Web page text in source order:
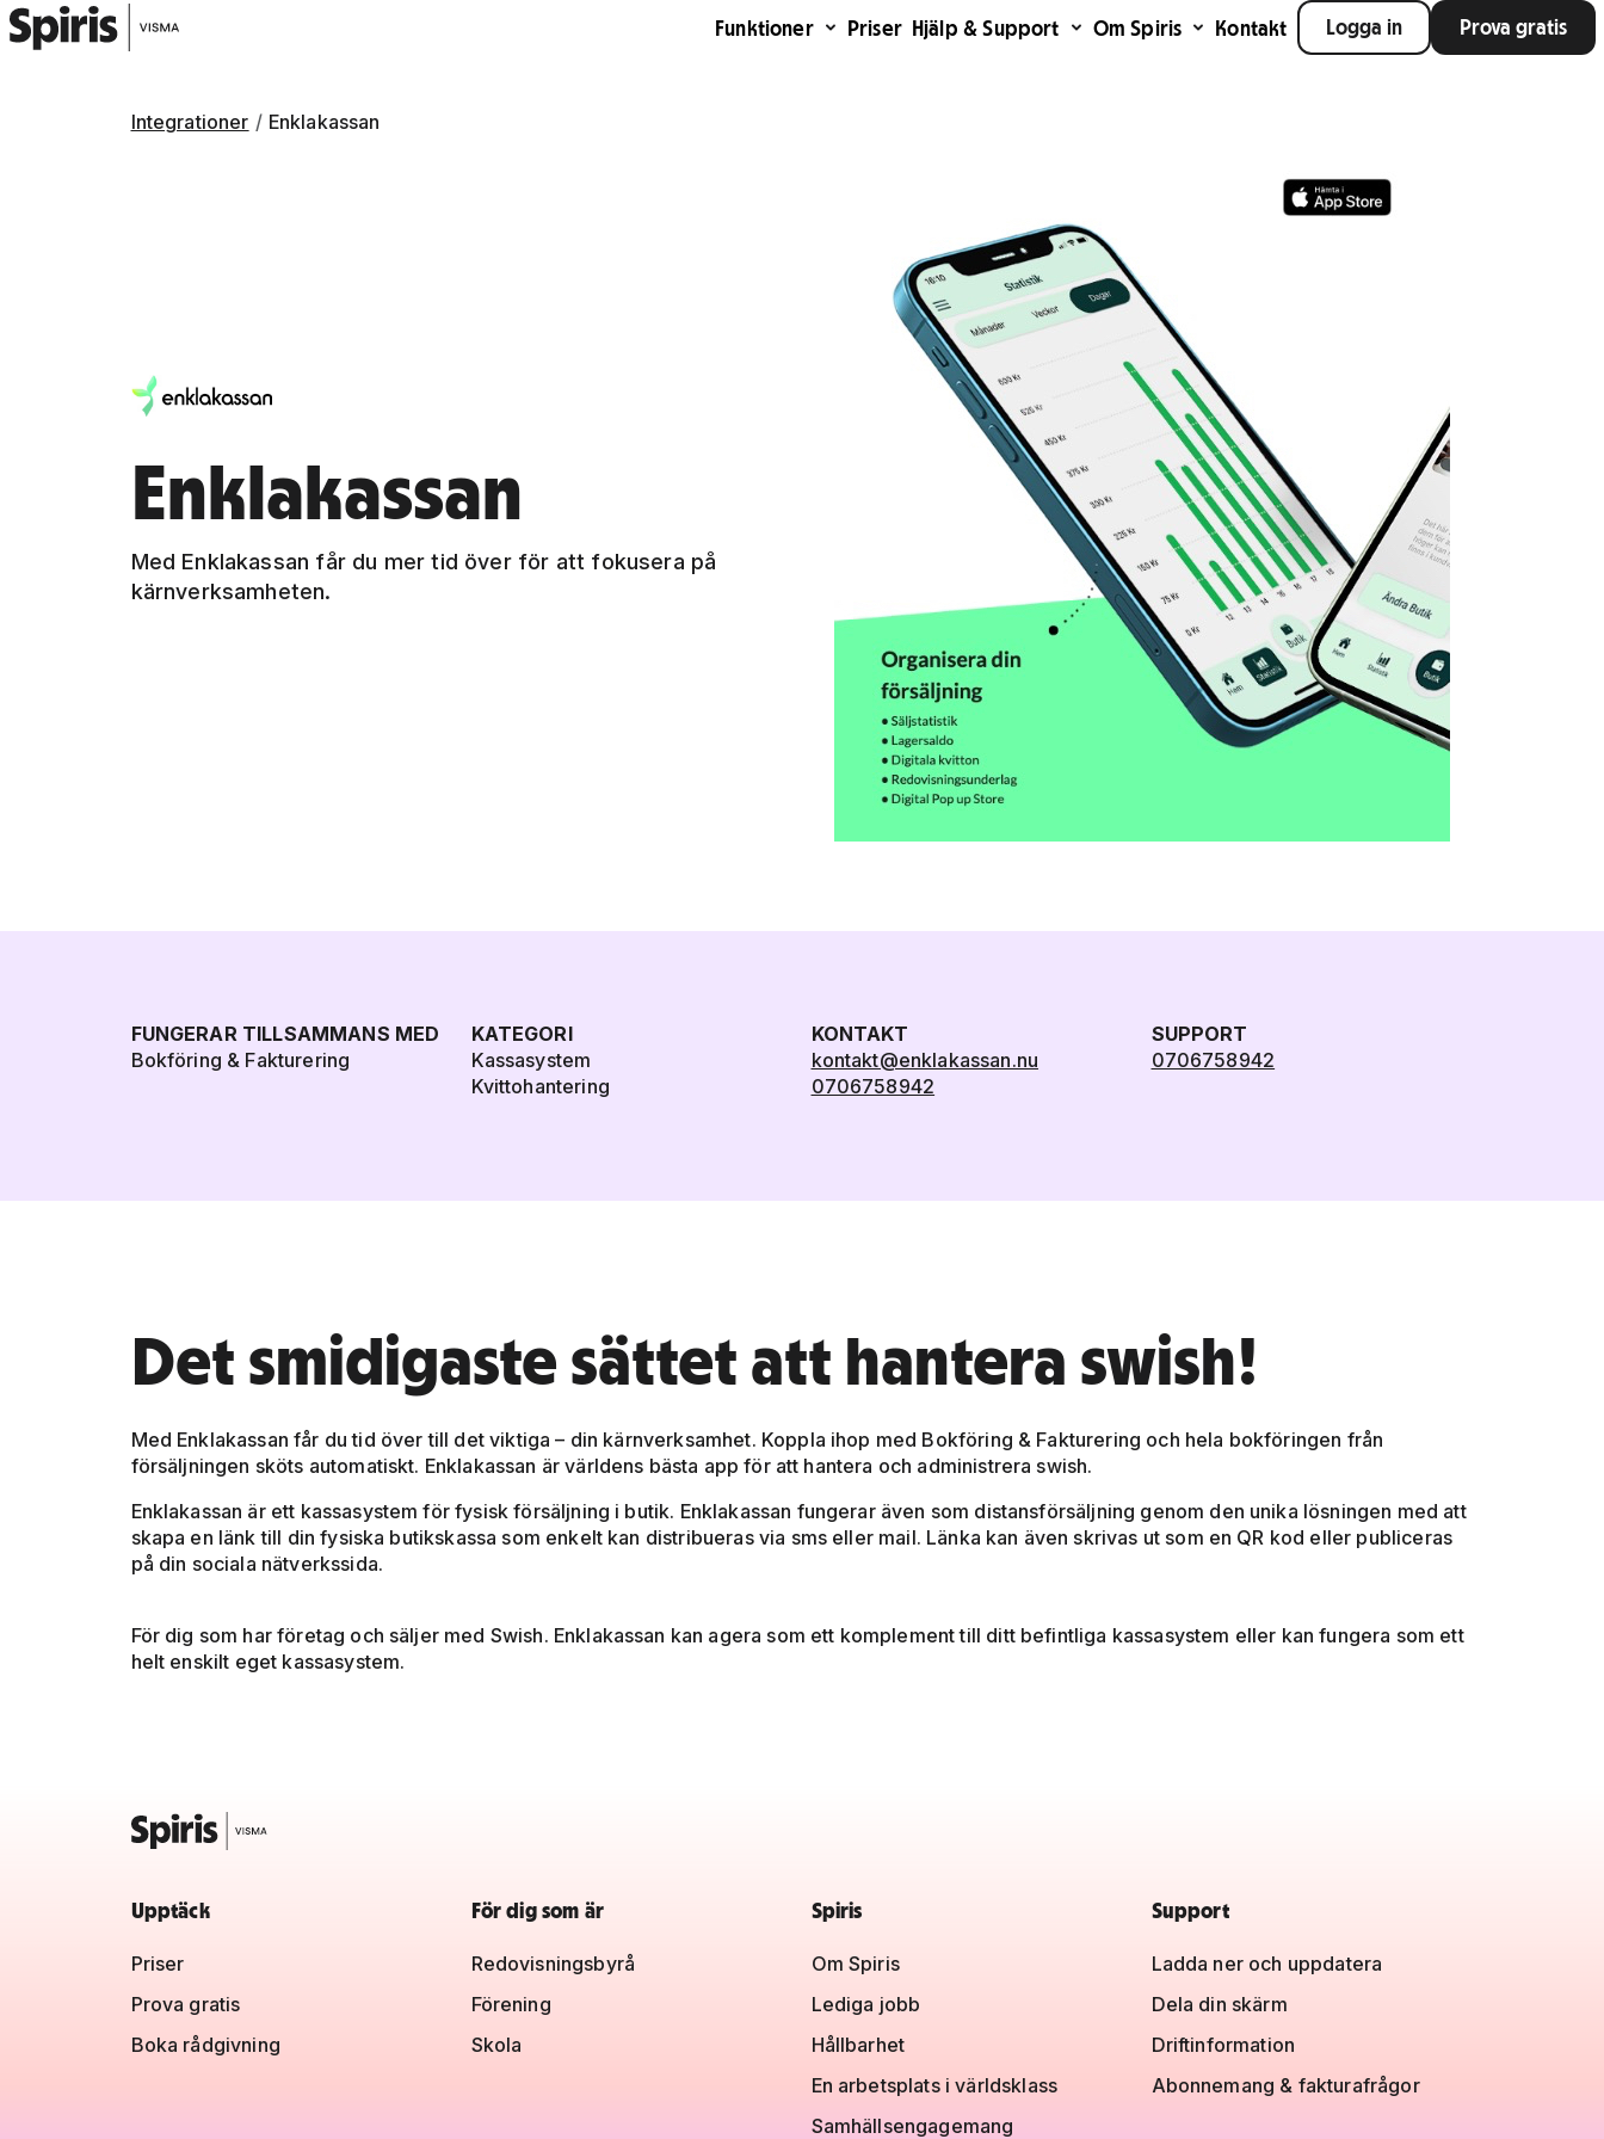
Funktioner Priser Hjälp & Support Om Spiris Kontakt Logga in Prova gratis
Integrationer Enklakassan
Enklakassan
Med Enklakassan får du mer tid över för att fokusera på
kärnverksamheten.
FUNGERAR TILLSAMMANS MED
Bokföring & Fakturering
KATEGORI
Kassasystem
Kvittohantering
KONTAKT
kontakt@enklakassan.nu
0706758942
SUPPORT
0706758942
Det smidigaste sättet att hantera swish!
Med Enklakassan får du tid över till det viktiga – din kärnverksamhet. Koppla ihop med Bokföring & Fakturering och hela bokföringen från
försäljningen sköts automatiskt. Enklakassan är världens bästa app för att hantera och administrera swish.
Enklakassan är ett kassasystem för fysisk försäljning i butik. Enklakassan fungerar även som distansförsäljning genom den unika lösningen med att
skapa en länk till din fysiska butikskassa som enkelt kan distribueras via sms eller mail. Länka kan även skrivas ut som en QR kod eller publiceras
på din sociala nätverkssida.
För dig som har företag och säljer med Swish. Enklakassan kan agera som ett komplement till ditt befintliga kassasystem eller kan fungera som ett
helt enskilt eget kassasystem.
Upptäck
Priser
Prova gratis
Boka rådgivning
För dig som är
Redovisningsbyrå
Förening
Skola
Spiris
Om Spiris
Lediga jobb
Hållbarhet
En arbetsplats i världsklass
Samhällsengagemang
Support
Ladda ner och uppdatera
Dela din skärm
Driftinformation
Abonnemang & fakturafrågor